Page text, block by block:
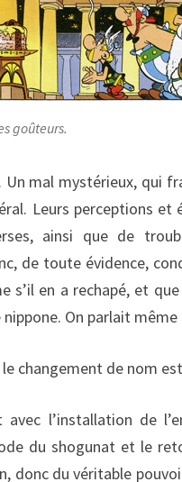
goûteurs.
. Un mal mystérieux, qui
Leurs perceptions
ainsi que de
de toute évidence,
s’il en a rechapé, et
On parlait même
changement de nom
l’installation de
du shogunat et le
donc du véritable